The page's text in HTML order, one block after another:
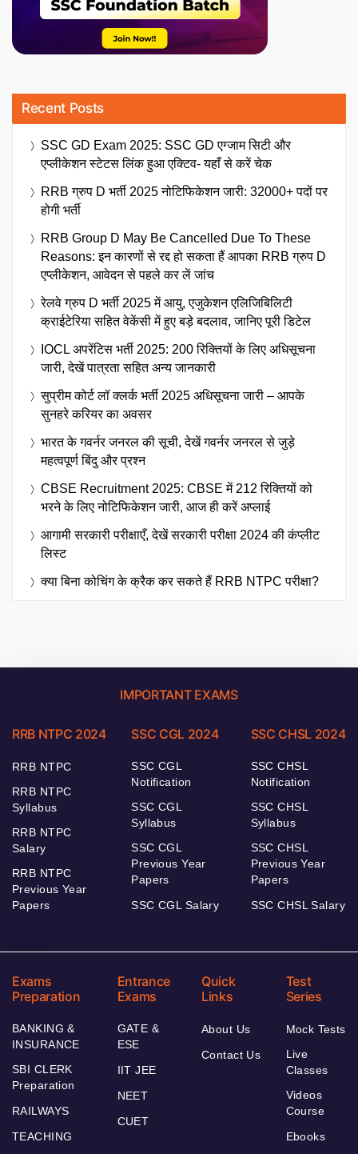
Recent Posts
SSC GD Exam 2025: SSC GD एग्जाम सिटी और
एप्लीकेशन स्टेटस लिंक हुआ एक्टिव- यहाँ से करें चेक
RRB ग्रुप D भर्ती 2025 नोटिफिकेशन जारी: 32000+ पदों पर
होगी भर्ती
RRB Group D May Be Cancelled Due To These
Reasons: इन कारणों से रद्द हो सकता हैं आपका RRB ग्रुप D
एप्लीकेशन, आवेदन से पहले कर लें जांच
रेलवे ग्रुप D भर्ती 2025 में आयु, एजुकेशन एलिजिबिलिटी
क्राईटेरिया सहित वेकेंसी में हुए बड़े बदलाव, जानिए पूरी डिटेल
IOCL अपरेंटिस भर्ती 2025: 200 रिक्तियों के लिए अधिसूचना
जारी, देखें पात्रता सहित अन्य जानकारी
सुप्रीम कोर्ट लॉ क्लर्क भर्ती 2025 अधिसूचना जारी – आपके
सुनहरे करियर का अवसर
भारत के गवर्नर जनरल की सूची, देखें गवर्नर जनरल से जुड़े
महत्वपूर्ण बिंदु और प्रश्न
CBSE Recruitment 2025: CBSE में 212 रिक्तियों को
भरने के लिए नोटिफिकेशन जारी, आज ही करें अप्लाई
आगामी सरकारी परीक्षाएँ, देखें सरकारी परीक्षा 2024 की कंप्लीट
लिस्ट
क्या बिना कोचिंग के क्रैक कर सकते हैं RRB NTPC परीक्षा?
IMPORTANT EXAMS
RRB NTPC 2024
RRB NTPC
RRB NTPC
Syllabus
RRB NTPC
Salary
RRB NTPC
Previous Year
Papers
SSC CGL 2024
SSC CGL
Notification
SSC CGL
Syllabus
SSC CGL
Previous Year
Papers
SSC CGL Salary
SSC CHSL 2024
SSC CHSL
Notification
SSC CHSL
Syllabus
SSC CHSL
Previous Year
Papers
SSC CHSL Salary
Exams
Preparation
BANKING &
INSURANCE
SBI CLERK
Preparation
RAILWAYS
TEACHING
Entrance
Exams
GATE &
ESE
IIT JEE
NEET
CUET
Quick
Links
About Us
Contact Us
Test
Series
Mock Tests
Live
Classes
Videos
Course
Ebooks